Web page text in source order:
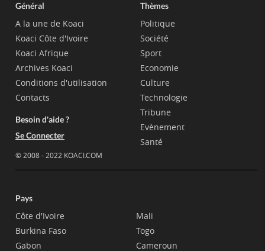
Général
A la une de Koaci
Koaci Côte d'Ivoire
Koaci Afrique
Archives Koaci
Conditions d'utilisation
Contacts
Besoin d'aide ?
Se Connecter
© 2008 - 2022 KOACI.COM
Thèmes
Politique
Société
Sport
Economie
Culture
Technologie
Tribune
Evènement
Santé
Pays
Côte d'Ivoire
Burkina Faso
Gabon
Mali
Togo
Cameroun